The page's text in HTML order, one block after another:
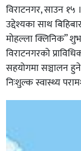
विराटनगर, साउन
उद्देश्यका साथ
मोहल्ला क्लिनिक”
विराटनगरको
सहयोगमा सञ्चालन
निःशुल्क स्वास्थ्य